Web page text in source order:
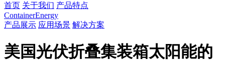
首页 关于我们 产品特点
ContainerEnergy
产品展示 应用场景 解决方案
美国光伏折叠集装箱太阳能的